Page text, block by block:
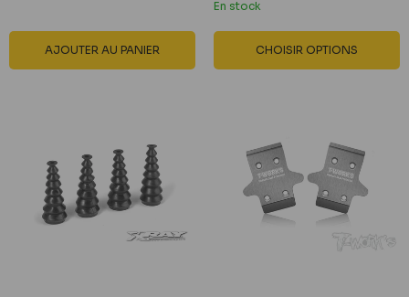
AJOUTER AU PANIER
En stock
CHOISIR OPTIONS